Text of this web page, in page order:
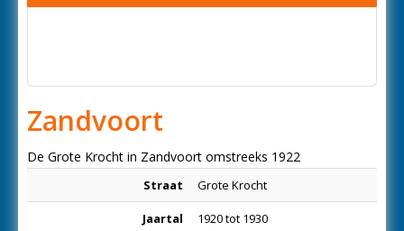
Zandvoort
De Grote Krocht in Zandvoort omstreeks 1922
Straat Grote Krocht
Jaartal 1920 tot 1930